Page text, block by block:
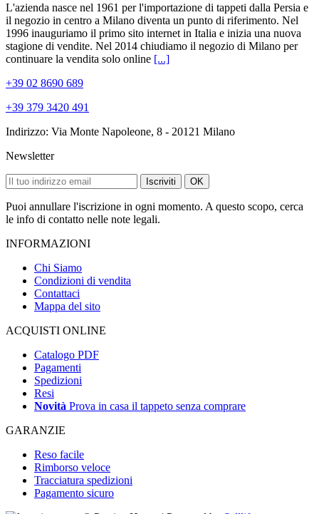
L'azienda nasce nel 1961 per l'importazione di tappeti dalla Persia e
il negozio in centro a Milano diventa un punto di riferimento. Nel
1996 inauguriamo il primo sito internet in Italia e inizia una nuova
stagione di vendite. Nel 2014 chiudiamo il negozio di Milano per
continuare la vendita solo online [...]
+39 02 8690 689
+39 379 3420 491
Indirizzo: Via Monte Napoleone, 8 - 20121 Milano
Newsletter
Iscriviti OK
Puoi annullare l'iscrizione in ogni momento. A questo scopo, cerca
le info di contatto nelle note legali.
INFORMAZIONI
Chi Siamo
Condizioni di vendita
Contattaci
Mappa del sito
ACQUISTI ONLINE
Catalogo PDF
Pagamenti
Spedizioni
Resi
Novità Prova in casa il tappeto senza comprare
GARANZIE
Reso facile
Rimborso veloce
Tracciatura spedizioni
Pagamento sicuro